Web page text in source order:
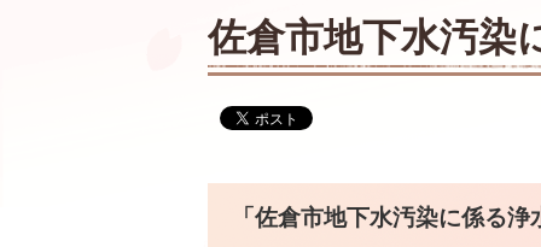
佐倉市地下水汚染
「佐倉市地下水汚染に係る